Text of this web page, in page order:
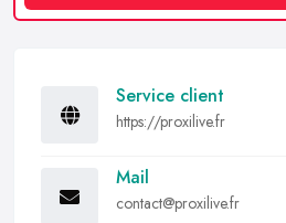
Service client
https://proxilive.fr
Mail
contact@proxilive.fr